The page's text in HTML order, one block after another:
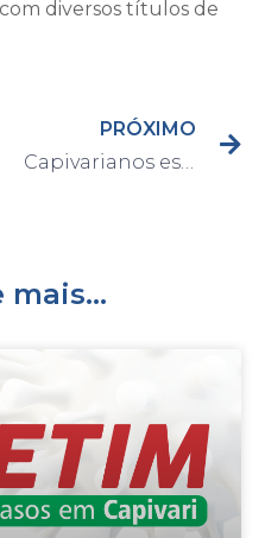
com diversos títulos de
PRÓXIMO
mais...